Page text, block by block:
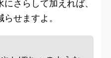
さらして加えれば、
せますよ。